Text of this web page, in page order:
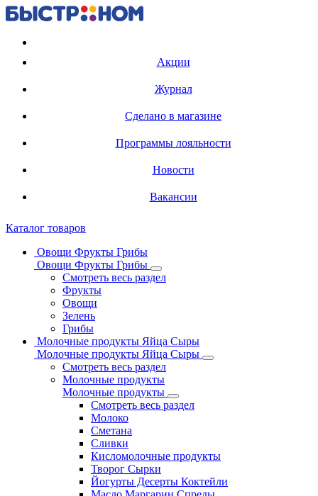
Акции
Журнал
Сделано в магазине
Программы лояльности
Новости
Вакансии
Каталог товаров
Овощи Фрукты Грибы
Овощи Фрукты Грибы
Смотреть весь раздел
Фрукты
Овощи
Зелень
Грибы
Молочные продукты Яйца Сыры
Молочные продукты Яйца Сыры
Смотреть весь раздел
Молочные продукты
Молочные продукты
Смотреть весь раздел
Молоко
Сметана
Сливки
Кисломолочные продукты
Творог Сырки
Йогурты Десерты Коктейли